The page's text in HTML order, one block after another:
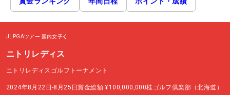
JLPGAツアー 国内女子
ニトリレディス
ニトリレディスゴルフトーナメント
2024年8月22日-8月25日賞金総額 ¥100,000,000桂ゴルフ倶楽部（北海道）